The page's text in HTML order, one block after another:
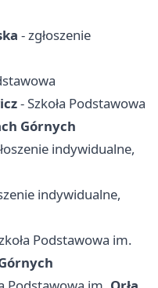
- zgłoszenie
- Szkoła Podstawowa
Górnych
indywidualne,
indywidualne,
Podstawowa im.